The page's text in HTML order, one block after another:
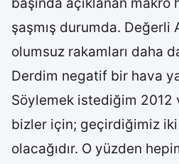
şaşmış durumda. Değerli
olumsuz rakamları daha
Derdim negatif bir hava
Söylemek istediğim 2012
bizler için; geçirdiğimiz iki
olacağıdır. O yüzden